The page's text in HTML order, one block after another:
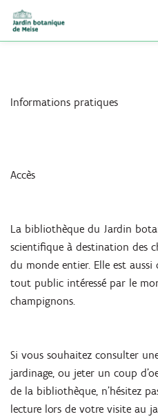
Informations pratiques
Accès
La bibliothèque du Jardin
scientifique à destination des
du monde entier. Elle est
tout public intéressé par le
champignons.
Si vous souhaitez consulter
jardinage, ou jeter un coup
de la bibliothèque, n’hésitez
lecture lors de votre visite au